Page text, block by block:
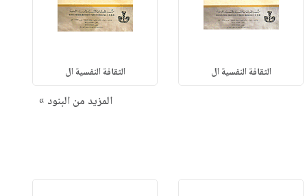
الثقافة النفسية ال الثقافة النفسية ال
المزيد من البنود »